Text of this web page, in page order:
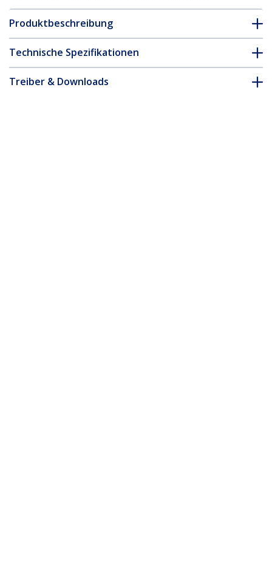
Produktbeschreibung
Technische Spezifikationen
Treiber & Downloads